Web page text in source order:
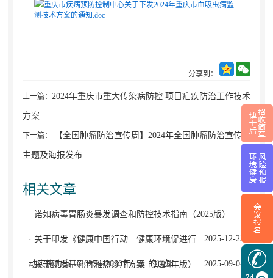
重庆市疾病预防控制中心关于下发2024年重庆市血吸虫病监
测技术方案的通知.doc
分享到：
上一篇： 2024年重庆市重大传染病防控 项目疟疾防治工作技术
方案
下一篇： 【全国肿瘤防治宣传周】2024年全国肿瘤防治宣传周
主题及海报发布
相关文章
· 诺如病毒胃肠炎暴发调查和防控技术指南（2025版）
2025-12-23
· 关于印发《健康中国行动—健康环境促进行
动实施方案（2025—2030年）》的通知 2025-09-04
· 关于印发基孔肯雅热诊疗方案（2025年版）